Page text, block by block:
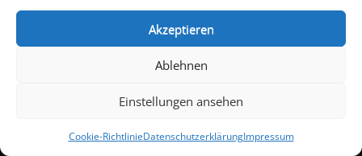
Akzeptieren
Ablehnen
Einstellungen ansehen
Cookie-RichtlinieDatenschutzerklärungImpressum
Unentschieden gegen die Tabellenersten und -
zweiten Rohrbach II und Karlsdorf II, mit denen
wir das Aufstiegsrennen richtig spannend
machten. Unsere zweite Mannschaft stand nach
Tabellenplatz 8, sicherte sich dann aber mit einer
famosen Rückrunde zum Abschluss den fünften
Rückrundenaufstellung besetzten unsere